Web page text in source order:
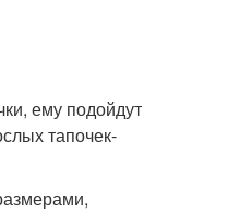
ему подойдут
тапочек-